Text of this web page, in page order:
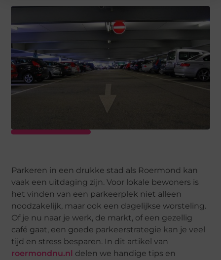
Parkeren in een drukke stad als Roermond kan
vaak een uitdaging zijn. Voor lokale bewoners is
het vinden van een parkeerplek niet alleen
noodzakelijk, maar ook een dagelijkse worsteling.
Of je nu naar je werk, de markt, of een gezellig
café gaat, een goede parkeerstrategie kan je veel
tijd en stress besparen. In dit artikel van
roermondnu.nl delen we handige tips en